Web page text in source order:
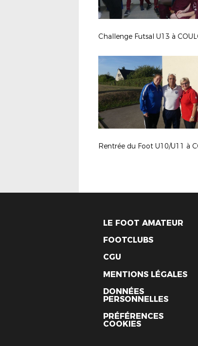
Rentrée du Foot U10/U11 à
LE FOOT AMATEUR
FOOTCLUBS
CGU
MENTIONS LÉGALES
DONNÉES
PERSONNELLES
PRÉFÉRENCES
COOKIES